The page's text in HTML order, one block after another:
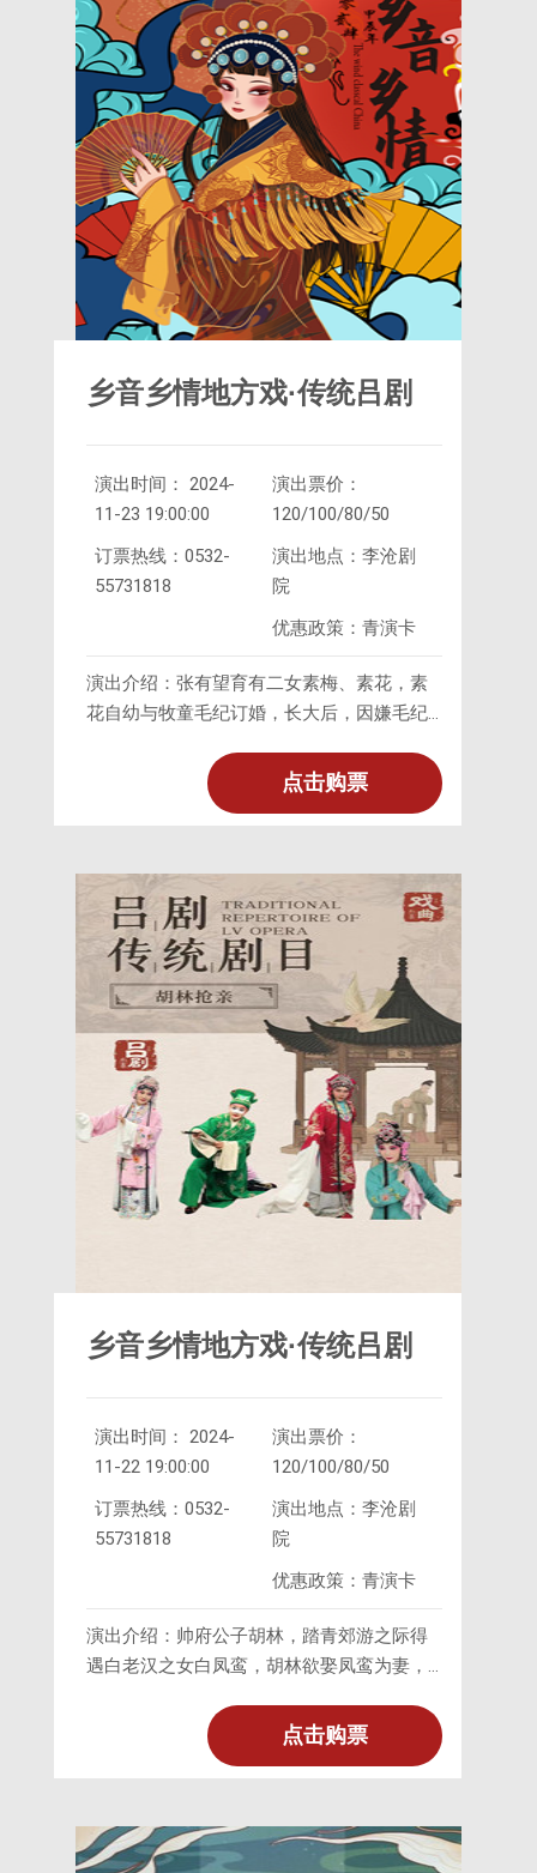
乡音乡情地方戏·传统吕剧
《姊妹易嫁》
演出时间： 2024-
11-23 19:00:00
订票热线：0532-
55731818
演出票价：
120/100/80/50
演出地点：李沧剧
院
优惠政策：青演卡
演出介绍：张有望育有二女素梅、素花，素
花自幼与牧童毛纪订婚，长大后，因嫌毛纪
前去完婚。素梅激于义愤，并感毛纪忠诚，
愿代姐出嫁，在上轿时，素梅得知毛纪已得
点击购票
乡音乡情地方戏·传统吕剧
《胡林抢亲》
演出时间： 2024-
11-22 19:00:00
订票热线：0532-
55731818
演出票价：
120/100/80/50
演出地点：李沧剧
院
优惠政策：青演卡
演出介绍：帅府公子胡林，踏青郊游之际得
遇白老汉之女白凤鸾，胡林欲娶凤鸾为妻，
从。其甥汤子晏进京赶考，路过舅父白老汉
家中，恰逢胡林来此抢亲，汤将计就计扮作
点击购票